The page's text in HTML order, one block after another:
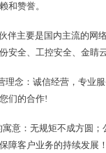
和赞誉。
伴主要是国内主流的网
安全、工控安全、金睛
理念：诚信经营，专业
们的合作!
寓意：无规矩不成方圆
障客户业务的持续发展！